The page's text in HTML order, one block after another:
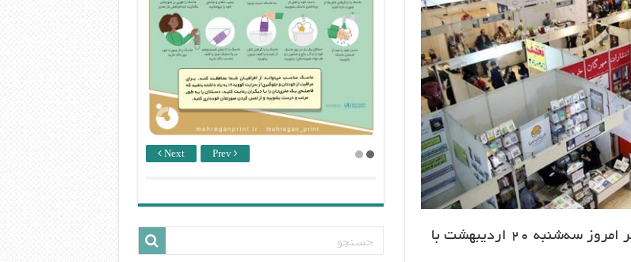
سی‌وسومین نمایشگاه بین‌المللی کتاب تهران، عصر امروز سه‌شنبه ۲۰ اردیبهشت با
Next Prev